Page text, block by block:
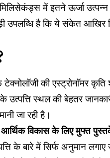
में इतने ऊर्जा उत्पन्न
उपलब्धि है कि ये संकेत आखिर
की एस्ट्रोनॉमर
स्थल की बेहतर
जा रही है।
आर्थिक विकास के लिए मुफ्त
के बारे में सिर्फ अनुमान